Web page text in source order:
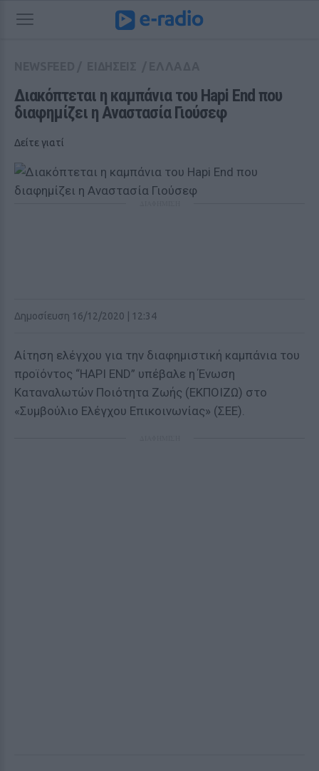
Διακόπτεται η καμπάνια του Hapi End που
διαφημίζει η Αναστασία Γιούσεφ
Δείτε γιατί
Δημοσίευση 16/12/2020 | 12:34
Αίτηση ελέγχου για την διαφημιστική καμπάνια του
προϊόντος “HAPI END” υπέβαλε η Ένωση
Καταναλωτών Ποιότητα Ζωής (ΕΚΠΟΙΖΩ) στο
«Συμβούλιο Ελέγχου Επικοινωνίας» (ΣΕΕ).